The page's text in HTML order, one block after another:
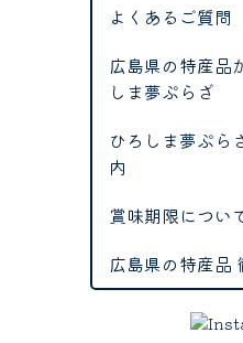
よくあるご質問
広島県の特産品
しま夢ぷらざ
ひろしま夢ぷら
内
賞味期限につい
広島県の特産品